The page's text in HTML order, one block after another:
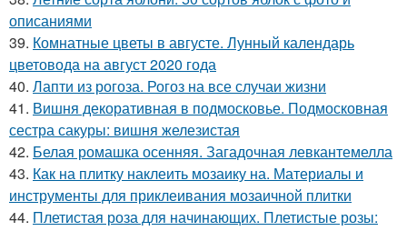
описаниями
39. Комнатные цветы в августе. Лунный календарь
цветовода на август 2020 года
40. Лапти из рогоза. Рогоз на все случаи жизни
41. Вишня декоративная в подмосковье. Подмосковная
сестра сакуры: вишня железистая
42. Белая ромашка осенняя. Загадочная левкантемелла
43. Как на плитку наклеить мозаику на. Материалы и
инструменты для приклеивания мозаичной плитки
44. Плетистая роза для начинающих. Плетистые розы: